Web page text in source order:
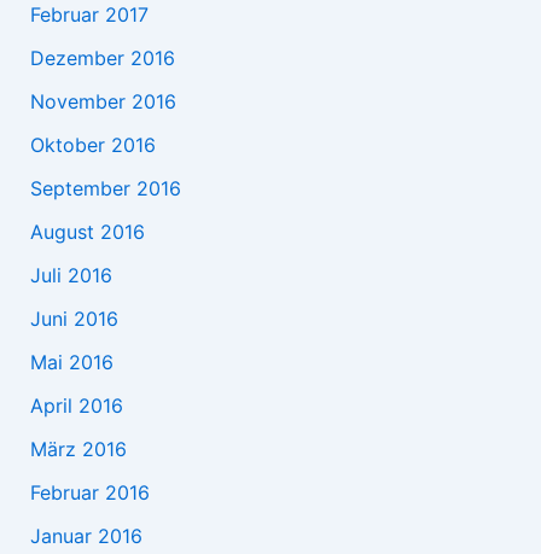
Februar 2017
Dezember 2016
November 2016
Oktober 2016
September 2016
August 2016
Juli 2016
Juni 2016
Mai 2016
April 2016
März 2016
Februar 2016
Januar 2016